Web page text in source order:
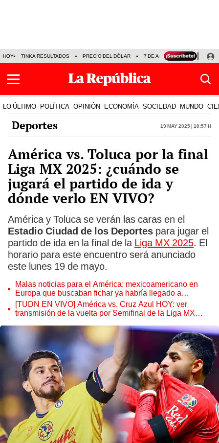
HOY TINKA RESULTADOS PRECIO DEL DÓLAR 7 DE AGOSTO OLLANTA
LO ÚLTIMO POLÍTICA OPINIÓN ECONOMÍA SOCIEDAD MUNDO
Deportes 19 May 2025 | 10:57 h
América vs. Toluca por la final
Liga MX 2025: ¿cuándo se
jugará el partido de ida y
dónde verlo EN VIVO?
América y Toluca se verán las caras en el
Estadio Ciudad de los Deportes para jugar el
partido de ida en la final de la Liga MX 2025. El
horario para este encuentro será anunciado
este lunes 19 de mayo.
Malas noticias para el América: mexicoamericano en
Europa que buscaban fichar ya habría llegado a
acuerdo con Chivas
[TUDN EN VIVO] América vs. Cruz Azul HOY: ver
transmisión de la vuelta por Semifinal de la Liga MX